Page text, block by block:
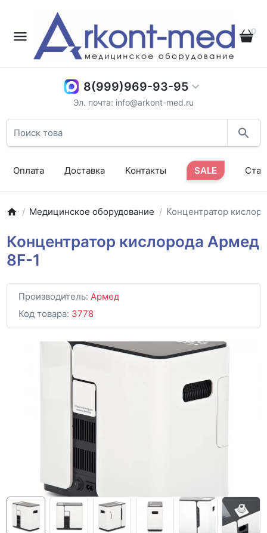
0
8(999)969-93-95
Эл. почта: info@arkont-med.ru
Оплата Доставка Контакты SALE
Медицинское оборудование Концентратор
Концентратор кислорода Армед
8F-1
Производитель: Армед
Код товара: 3778